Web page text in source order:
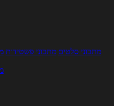
מתכוני סלטים מתכוני פשטידות